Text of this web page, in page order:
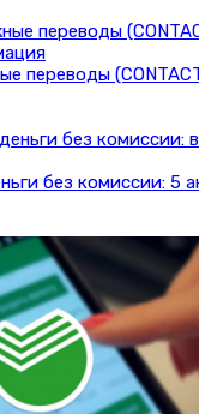
переводы
без комиссии: 5